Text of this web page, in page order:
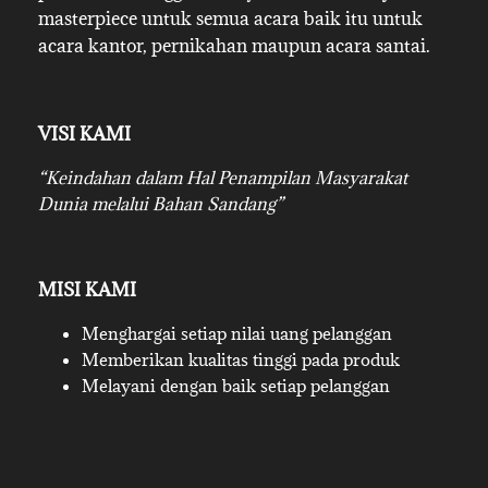
masterpiece untuk semua acara baik itu untuk
acara kantor, pernikahan maupun acara santai.
VISI KAMI
“Keindahan dalam Hal Penampilan Masyarakat
Dunia melalui Bahan Sandang”
MISI KAMI
Menghargai setiap nilai uang pelanggan
Memberikan kualitas tinggi pada produk
Melayani dengan baik setiap pelanggan